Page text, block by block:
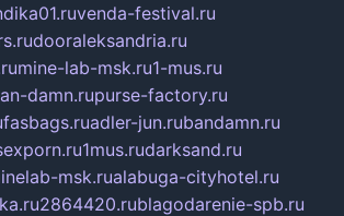
venda-festival.ru
dooraleksandria.ru
mine-lab-msk.ru1-mus.ru
damn.rupurse-factory.ru
fasbags.ruadler-jun.rubandamn.ru
1mus.rudarksand.ru
msk.rualabuga-cityhotel.ru
2864420.rublagodarenie-spb.ru